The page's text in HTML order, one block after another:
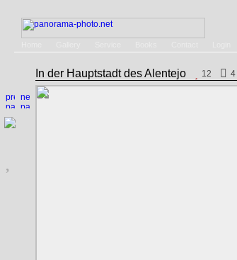
In der Hauptstadt des Alentejo 12 4